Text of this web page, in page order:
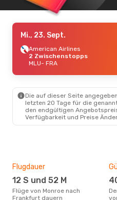
Mi., 23. Sept.
American Airlines
2 Zwischenstopps
MLU- FRA
Die auf dieser Seite
letzten 20 Tage für die
den endgültigen
Verfügbarkeit und Preise
Flugdauer
12 S und 52 M
Flüge von Monroe nach
Frankfurt dauern
Der günstigste einfache Flug